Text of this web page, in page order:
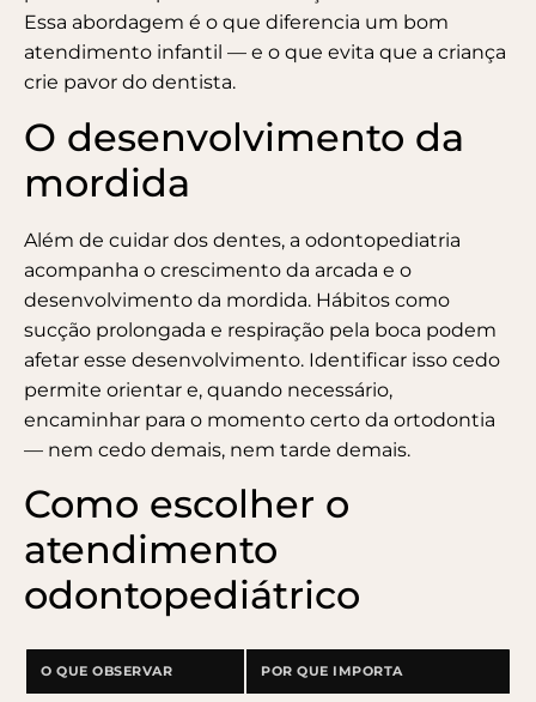
Essa abordagem é o que diferencia um bom
atendimento infantil — e o que evita que a criança
crie pavor do dentista.
O desenvolvimento da
mordida
Além de cuidar dos dentes, a odontopediatria
acompanha o crescimento da arcada e o
desenvolvimento da mordida. Hábitos como
sucção prolongada e respiração pela boca podem
afetar esse desenvolvimento. Identificar isso cedo
permite orientar e, quando necessário,
encaminhar para o momento certo da ortodontia
— nem cedo demais, nem tarde demais.
Como escolher o
atendimento
odontopediátrico
O QUE OBSERVAR POR QUE IMPORTA